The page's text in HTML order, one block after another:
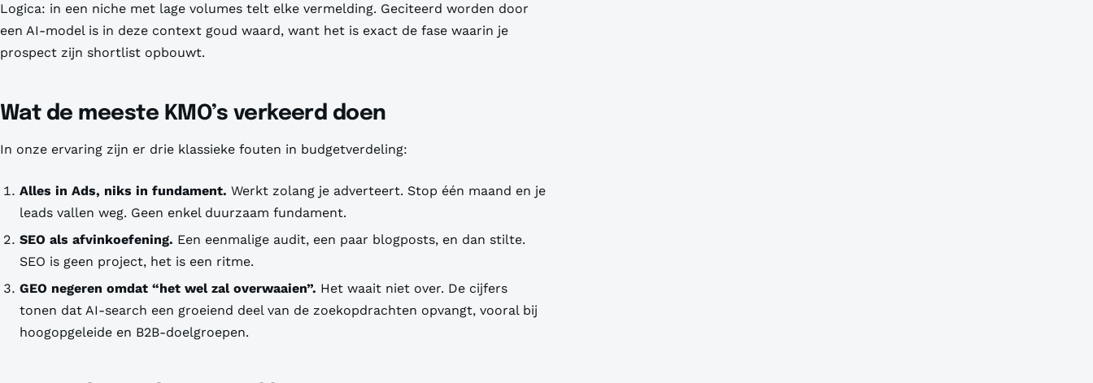
Logica: in een niche met lage volumes telt elke vermelding. Geciteerd worden door
een AI-model is in deze context goud waard, want het is exact de fase waarin je
prospect zijn shortlist opbouwt.
Wat de meeste KMO’s verkeerd doen
In onze ervaring zijn er drie klassieke fouten in budgetverdeling:
Alles in Ads, niks in fundament. Werkt zolang je adverteert. Stop één maand en je
leads vallen weg. Geen enkel duurzaam fundament.
SEO als afvinkoefening. Een eenmalige audit, een paar blogposts, en dan stilte.
SEO is geen project, het is een ritme.
GEO negeren omdat “het wel zal overwaaien”. Het waait niet over. De cijfers
tonen dat AI-search een groeiend deel van de zoekopdrachten opvangt, vooral bij
hoogopgeleide en B2B-doelgroepen.